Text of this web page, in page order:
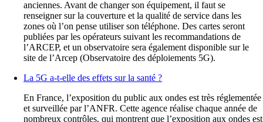
L’ajout de la 5G présentera une légère augmentation de
l’exposition aux ondes, similaire à celle observée lors du passage
de la 3G à la 4G mais l’exposition restera très faible. Cette
estimation vient des mesures faites par l’ANFR en préparation
de l’arrivée de la 5G. L’exposition aux ondes restera donc faible,
et très largement en dessous des valeurs limites autorisées.
Même si les niveaux d’exposition aux ondes resteront faibles
très près. L’Agence nationale de sécurité sanitaire de
l’alimentation, de l’environnement et du travail (ANSES) a